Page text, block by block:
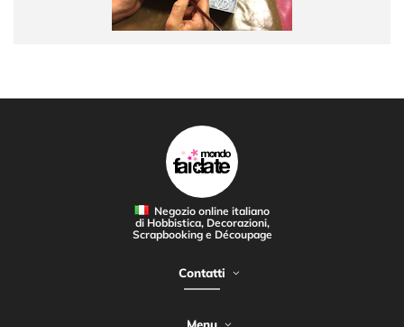
Negozio online italiano
di Hobbistica, Decorazioni,
Scrapbooking e Découpage
Contatti